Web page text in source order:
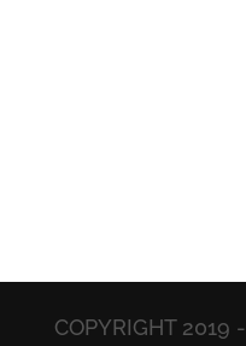
COPYRIGHT 2019 -